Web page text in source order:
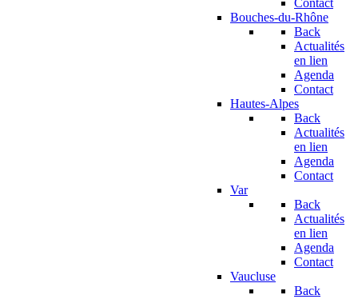
Contact
Bouches-du-Rhône
Back
Actualités
en lien
Agenda
Contact
Hautes-Alpes
Back
Actualités
en lien
Agenda
Contact
Var
Back
Actualités
en lien
Agenda
Contact
Vaucluse
Back